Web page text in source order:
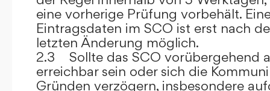
eine vorherige Prüfung vorbehält.
Eintragsdaten im SCO ist erst nach
letzten Änderung möglich.
2.3 Sollte das SCO vorübergehend
erreichbar sein oder sich die
Gründen verzögern, insbesondere